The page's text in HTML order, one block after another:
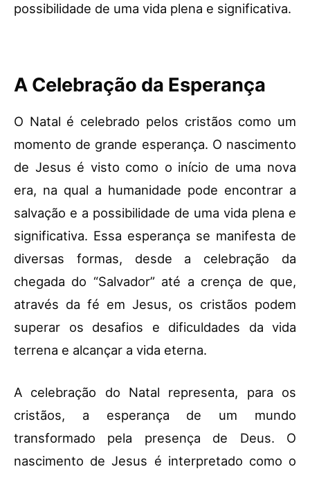
possibilidade de uma vida plena e significativa.
A Celebração da Esperança
O Natal é celebrado pelos cristãos como um
momento de grande esperança. O nascimento
de Jesus é visto como o início de uma nova
era, na qual a humanidade pode encontrar a
salvação e a possibilidade de uma vida plena e
significativa. Essa esperança se manifesta de
diversas formas, desde a celebração da
chegada do “Salvador” até a crença de que,
através da fé em Jesus, os cristãos podem
superar os desafios e dificuldades da vida
terrena e alcançar a vida eterna.
A celebração do Natal representa, para os
cristãos, a esperança de um mundo
transformado pela presença de Deus. O
nascimento de Jesus é interpretado como o